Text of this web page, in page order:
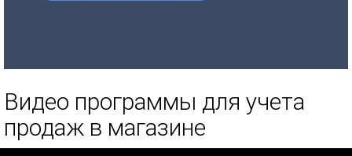
Видео программы для учета
продаж в магазине